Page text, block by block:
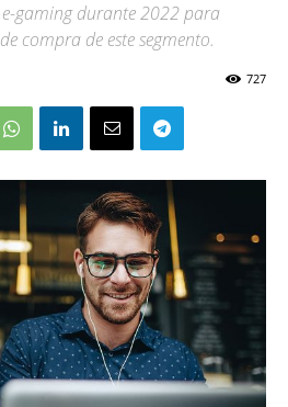
gaming durante 2022 para
compra de este segmento.
727